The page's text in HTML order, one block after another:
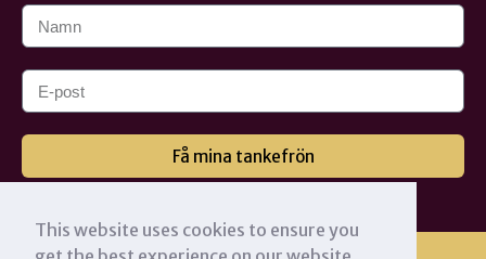
This website uses cookies to ensure you
Få mina tankefrön